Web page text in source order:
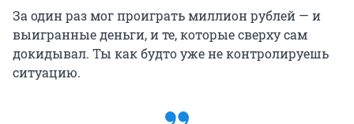
За один раз мог проиграть миллион рублей — и
выигранные деньги, и те, которые сверху сам
докидывал. Ты как будто уже не контролируешь
ситуацию.